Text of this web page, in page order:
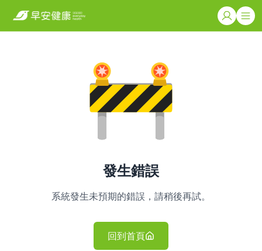
發生錯誤
系統發生未預期的錯誤，請稍後再試。
回到首頁